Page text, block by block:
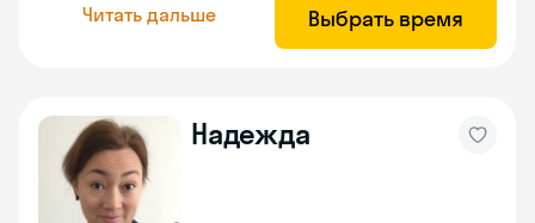
Читать дальше Выбрать время
Надежда